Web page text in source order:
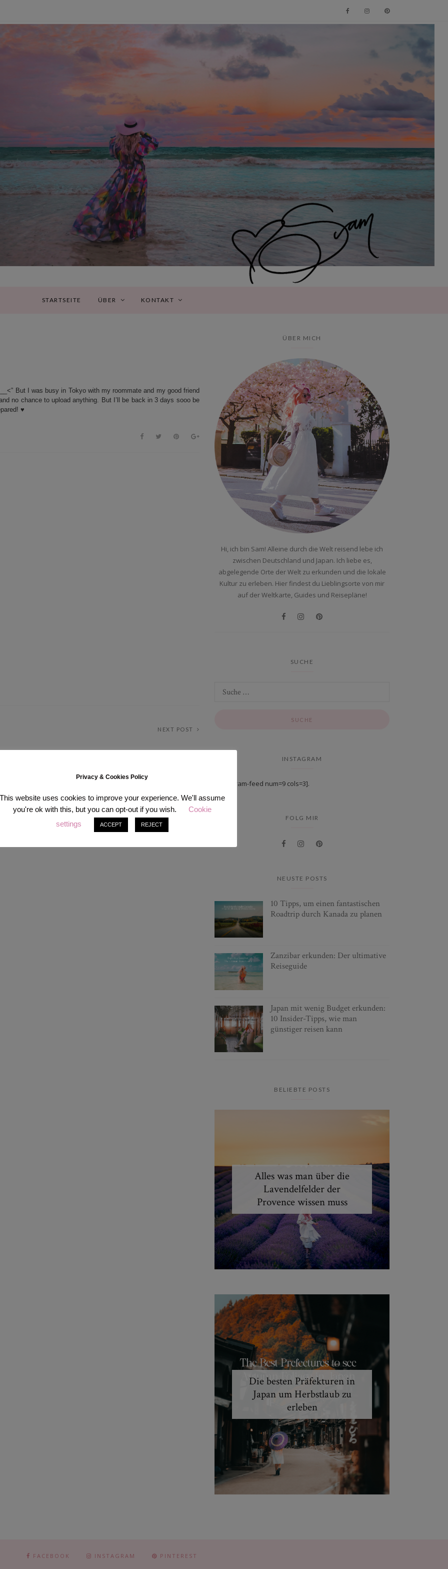
STARTSEITE ÜBER KONTAKT
But I was busy in Tokyo with my roommate and my good friend
no chance to upload anything. But I’ll be back in 3 days sooo be
♥
NEXT POST
ÜBER MICH
Hi, ich bin Sam! Alleine durch die Welt reisend lebe ich
zwischen Deutschland und Japan. Ich liebe es,
abgelegende Orte der Welt zu erkunden und die lokale
Kultur zu erleben. Hier findest du Lieblingsorte von mir
auf der Weltkarte, Guides und Reisepläne!
SUCHE
INSTAGRAM
[instagram-feed num=9 cols=3].
FOLG MIR
NEUSTE POSTS
10 Tipps, um einen fantastischen
Roadtrip durch Kanada zu planen
Zanzibar erkunden: Der ultimative
Reiseguide
Japan mit wenig Budget erkunden:
10 Insider-Tipps, wie man
günstiger reisen kann
BELIEBTE POSTS
Alles was man über die
Lavendelfelder der
Provence wissen muss
Die besten Präfekturen in
Japan um Herbstlaub zu
erleben
FACEBOOK INSTAGRAM PINTEREST
Privacy & Cookies Policy
This website uses cookies to improve your experience. We'll assume
you're ok with this, but you can opt-out if you wish.
Cookie
settings
ACCEPT REJECT